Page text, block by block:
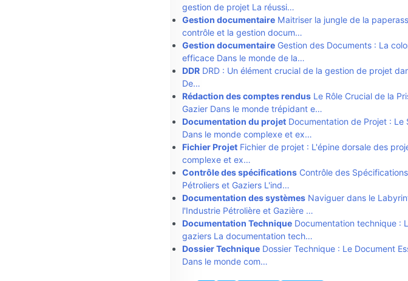
gestion de projet La réussi…
Gestion documentaire Maitriser la jungle de la
contrôle et la gestion docum…
Gestion documentaire Gestion des Documents : La
efficace Dans le monde de la…
DDR DRD : Un élément crucial de la gestion de projet
De…
Rédaction des comptes rendus Le Rôle Crucial de la
Gazier Dans le monde trépidant e…
Documentation du projet Documentation de Projet :
Dans le monde complexe et ex…
Fichier Projet Fichier de projet : L'épine dorsale des
complexe et ex…
Contrôle des spécifications Contrôle des
Pétroliers et Gaziers L'ind…
Documentation des systèmes Naviguer dans le
l'Industrie Pétrolière et Gazière …
Documentation Technique Documentation technique :
gaziers La documentation tech…
Dossier Technique Dossier Technique : Le Document
Dans le monde com…